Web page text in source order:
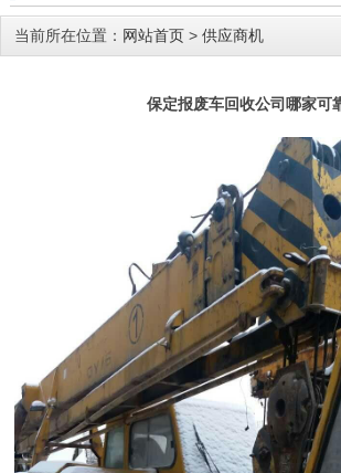
当前所在位置： 网站首页 > 供应商机
保定报废车回收公司哪家可